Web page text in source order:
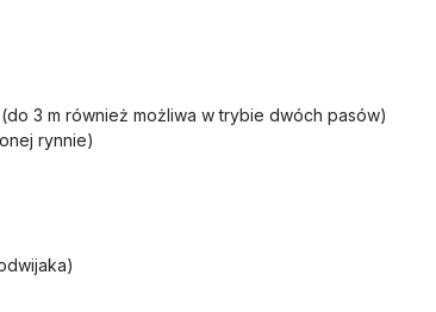
3 m również możliwa w trybie dwóch pasów)
rynnie)